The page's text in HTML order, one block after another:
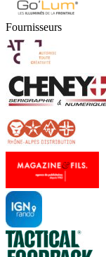
Fournisseurs